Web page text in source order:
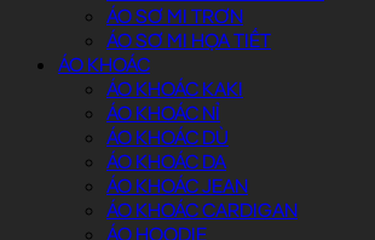
ÁO SƠ MI TRƠN
ÁO SƠ MI HỌA TIẾT
ÁO KHOÁC
ÁO KHOÁC KAKI
ÁO KHOÁC NỈ
ÁO KHOÁC DÙ
ÁO KHOÁC DA
ÁO KHOÁC JEAN
ÁO KHOÁC CARDIGAN
ÁO HOODIE